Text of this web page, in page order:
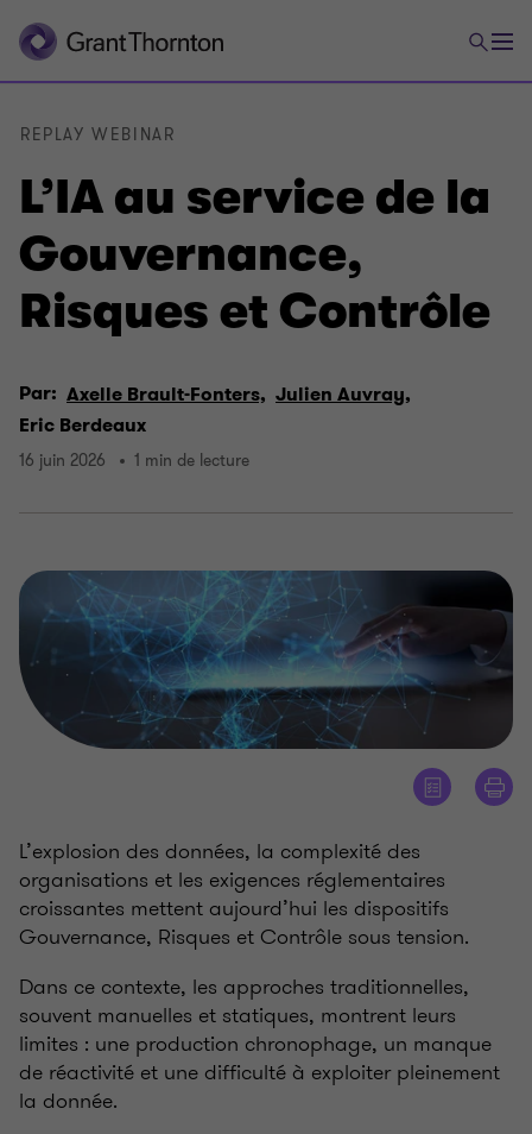
L’IA au service de la
Gouvernance,
Risques et Contrôle
REPLAY WEBINAR
Par: Axelle Brault-Fonters, Julien Auvray,
Eric Berdeaux
16 juin 2026 1 min de lecture
L’explosion des données, la complexité des
organisations et les exigences réglementaires
croissantes mettent aujourd’hui les dispositifs
Gouvernance, Risques et Contrôle sous tension.
Dans ce contexte, les approches traditionnelles,
souvent manuelles et statiques, montrent leurs
limites : une production chronophage, un manque
de réactivité et une difficulté à exploiter pleinement
la donnée.